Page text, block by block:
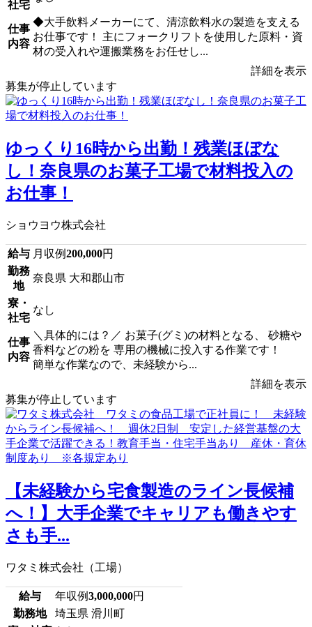
社宅
仕事
内容
◆大手飲料メーカーにて、清涼飲料水の製造を支える
お仕事です！ 主にフォークリフトを使用した原料・資
材の受入れや運搬業務をお任せし...
詳細を表示
募集が停止しています
ゆっくり16時から出勤！残業ほぼな
し！奈良県のお菓子工場で材料投入の
お仕事！
ショウヨウ株式会社
給与 月収例200,000円
勤務
地
奈良県 大和郡山市
寮・
社宅
なし
仕事
内容
＼具体的には？／ お菓子(グミ)の材料となる、 砂糖や
香料などの粉を 専用の機械に投入する作業です！
簡単な作業なので、未経験から...
詳細を表示
募集が停止しています
【未経験から宅食製造のライン長候補
へ！】大手企業でキャリアも働きやす
さも手...
ワタミ株式会社（工場）
給与 年収例3,000,000円
勤務地
埼玉県 滑川町